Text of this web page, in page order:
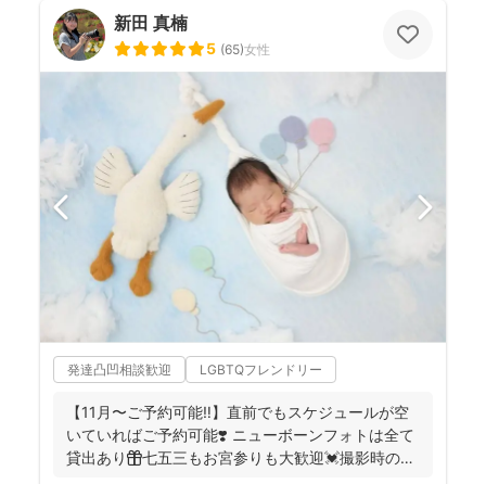
新田 真楠
5 (65)女性
発達凸凹相談歓迎 LGBTQフレンドリー
【11月〜ご予約可能‼︎】直前でもスケジュールが空
いていればご予約可能❣️ ニューボーンフォトは全て
貸出あり🎁七五三もお宮参りも大歓迎💓撮影時のみ